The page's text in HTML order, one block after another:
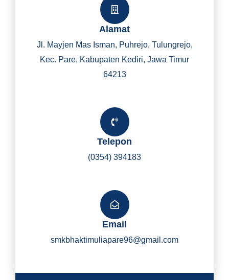
Y
I
Alamat
Jl. Mayjen Mas Isman, Puhrejo, Tulungrejo,
Kec. Pare, Kabupaten Kediri, Jawa Timur
64213
Telepon
(0354) 394183
Email
smkbhaktimuliapare96@gmail.com